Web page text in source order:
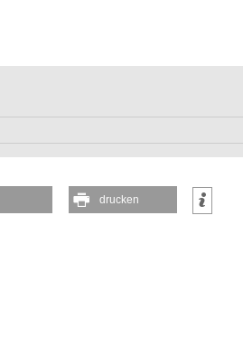
drucken